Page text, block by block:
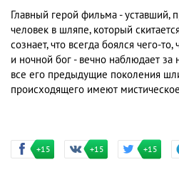
Главный герой фильма - уставший,
человек в шляпе, который
сознает, что всегда боялся чего-
и ночной бог - вечно наблюдает за
все его предыдущие поколения
происходящего имеют
+15 +15 +15